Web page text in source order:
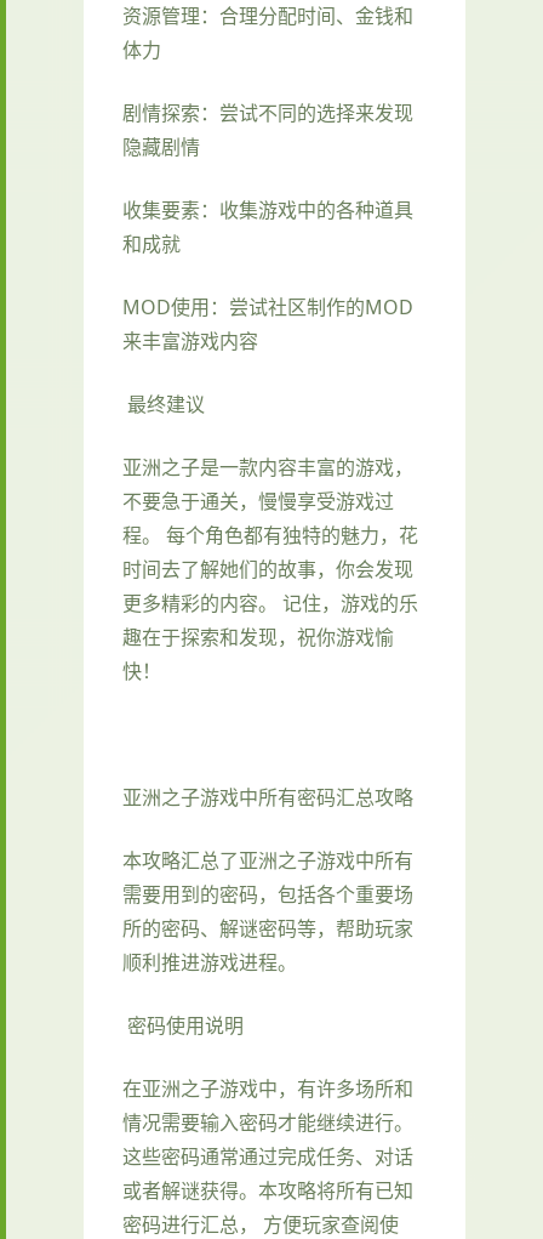
资源管理：合理分配时间、金钱和
体力
剧情探索：尝试不同的选择来发现
隐藏剧情
收集要素：收集游戏中的各种道具
和成就
MOD使用：尝试社区制作的MOD
来丰富游戏内容
最终建议
亚洲之子是一款内容丰富的游戏，
不要急于通关，慢慢享受游戏过
程。 每个角色都有独特的魅力，花
时间去了解她们的故事，你会发现
更多精彩的内容。 记住，游戏的乐
趣在于探索和发现，祝你游戏愉
快！
亚洲之子游戏中所有密码汇总攻略
本攻略汇总了亚洲之子游戏中所有
需要用到的密码，包括各个重要场
所的密码、解谜密码等，帮助玩家
顺利推进游戏进程。
密码使用说明
在亚洲之子游戏中，有许多场所和
情况需要输入密码才能继续进行。
这些密码通常通过完成任务、对话
或者解谜获得。本攻略将所有已知
密码进行汇总， 方便玩家查阅使